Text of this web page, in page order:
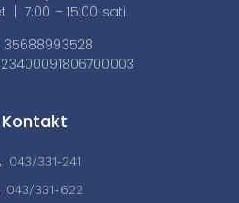
| 7:00 – 15:00 sati
35688993528
Kontakt
043/331-241
043/331-622